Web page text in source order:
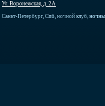
Ул. Воронежская, д. 2А
Санкт-Петербург, Спб, ночной клуб,